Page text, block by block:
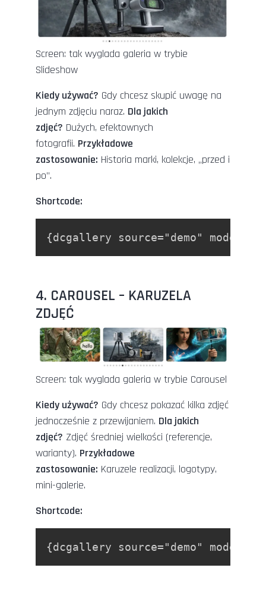
Screen: tak wyglada galeria w trybie
Slideshow
Kiedy używać? Gdy chcesz skupić uwagę na
jednym zdjęciu naraz. Dla jakich
zdjęć? Dużych, efektownych
fotografii. Przykładowe
zastosowanie: Historia marki, kolekcje, „przed i
po”.
Shortcode:
{dcgallery source="demo"
4. CAROUSEL – KARUZELA
ZDJĘĆ
Screen: tak wyglada galeria w trybie Carousel
Kiedy używać? Gdy chcesz pokazać kilka zdjęć
jednocześnie z przewijaniem. Dla jakich
zdjęć? Zdjęć średniej wielkości (referencje,
warianty). Przykładowe
zastosowanie: Karuzele realizacji, logotypy,
mini-galerie.
Shortcode:
{dcgallery source="demo"